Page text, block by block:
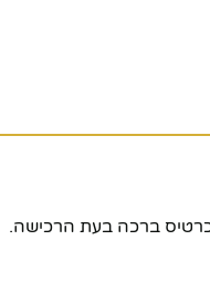
ברכה בעת הרכישה.